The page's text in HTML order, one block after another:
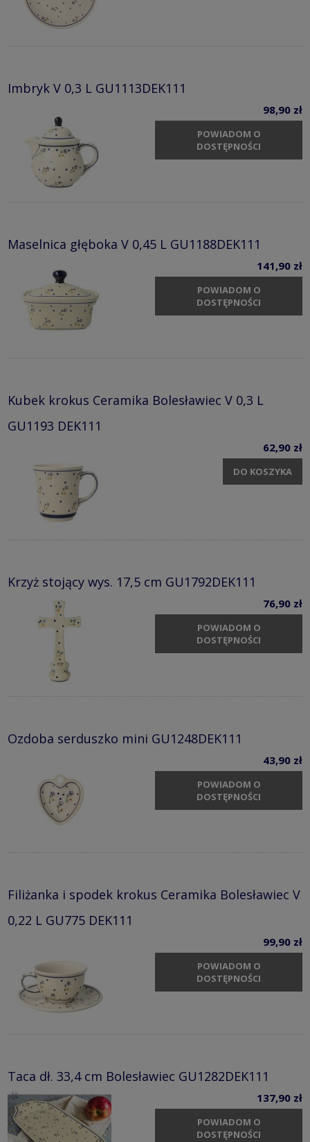
Imbryk V 0,3 L GU1113DEK111
98,90 zł
POWIADOM O
DOSTĘPNOŚCI
Maselnica głęboka V 0,45 L GU1188DEK111
141,90 zł
POWIADOM O
DOSTĘPNOŚCI
Kubek krokus Ceramika Bolesławiec V 0,3 L
GU1193 DEK111
62,90 zł
DO KOSZYKA
Krzyż stojący wys. 17,5 cm GU1792DEK111
76,90 zł
POWIADOM O
DOSTĘPNOŚCI
Ozdoba serduszko mini GU1248DEK111
43,90 zł
POWIADOM O
DOSTĘPNOŚCI
Filiżanka i spodek krokus Ceramika Bolesławiec V
0,22 L GU775 DEK111
99,90 zł
POWIADOM O
DOSTĘPNOŚCI
Taca dł. 33,4 cm Bolesławiec GU1282DEK111
137,90 zł
POWIADOM O
DOSTĘPNOŚCI